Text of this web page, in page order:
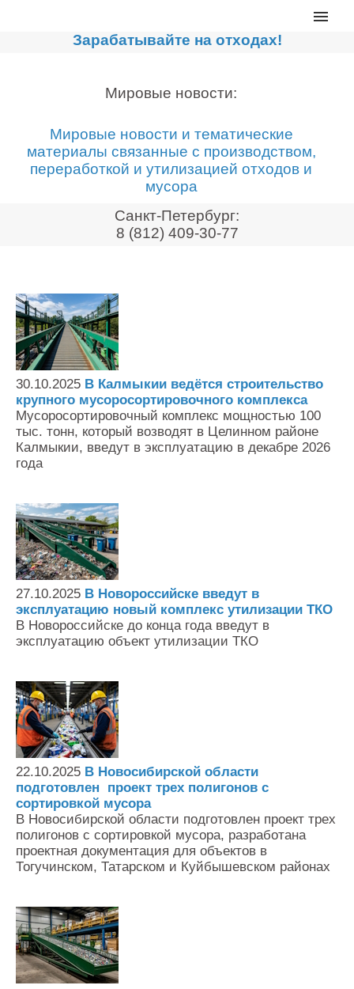
Главная
Сортировочные линии
Дробильное оборудование
Компакторы, контейнеры
Реализованные проекты
Видео
Мировые новости
О нас
Контакты
Оставить заявку
Зарабатывайте на отходах!
Мировые новости:
Мировые новости и тематические
материалы связанные с производством,
переработкой и утилизацией отходов и
мусора
Санкт-Петербург:
8 (812) 409-30-77
30.10.2025 В Калмыкии ведётся строительство
крупного мусоросортировочного комплекса
Мусоросортировочный комплекс мощностью 100
тыс. тонн, который возводят в Целинном районе
Калмыкии, введут в эксплуатацию в декабре 2026
года
27.10.2025 В Новороссийске введут в
эксплуатацию новый комплекс утилизации ТКО
В Новороссийске до конца года введут в
эксплуатацию объект утилизации ТКО
22.10.2025 В Новосибирской области
подготовлен проект трех полигонов с
сортировкой мусора
В Новосибирской области подготовлен проект трех
полигонов с сортировкой мусора, разработана
проектная документация для объектов в
Тогучинском, Татарском и Куйбышевском районах